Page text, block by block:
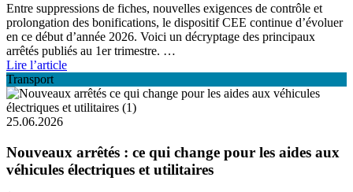
Entre suppressions de fiches, nouvelles exigences de contrôle et
prolongation des bonifications, le dispositif CEE continue d’évoluer
en ce début d’année 2026. Voici un décryptage des principaux
arrêtés publiés au 1er trimestre. …
Lire l’article
Transport
25.06.2026
Nouveaux arrêtés : ce qui change pour les aides aux
véhicules électriques et utilitaires